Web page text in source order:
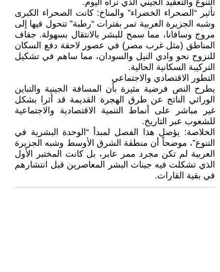
التنوع والتعقيد الجيني الذي نراه اليوم.
تأثير “الصحراء الخضراء” والمناخ: كانت الصحراء الكبرى
وشبه الجزيرة العربية تمر بفترات “رطبة” تتحول فيها إلى
مروج وسافانا، مما سمح للبشر بالانتقال بسهولة. جفاف
المناطق (مثل غرب مصر) في عصور لاحقة دفع السكان
للنزوح نحو وادي النيل والسودان، مما ساهم في تشكيل
التركيبة السكانية الحالية.
التطور الاقتصادي والاجتماعي
يطرح النص فرضية مثيرة بأن المسافة الجينية والتباين
الوراثي الناتج عن طرق الهجرة القديمة قد أثرا بشكل
غير مباشر على أنماط التنمية الاقتصادية والاجتماعية
للشعوب عبر التاريخ.
الخلاصة: يؤصل هذا الفصل لمبدأ “الوحدة البشرية في
التنوع”، موضحاً أن منطقة الشرق الأوسط وشبه الجزيرة
العربية لم تكن مجرد ممر عابر، بل كانت المختبر الأول
الذي تشكلت فيه جينات البشر المعاصرين قبل انتشارهم
في بقية القارات.